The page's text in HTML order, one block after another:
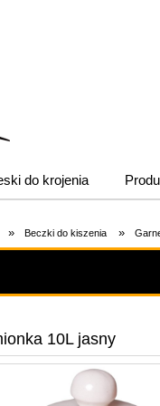
do krojenia
» Beczki do kiszenia »
10L jasny